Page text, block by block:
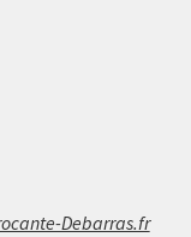
Debarras.fr